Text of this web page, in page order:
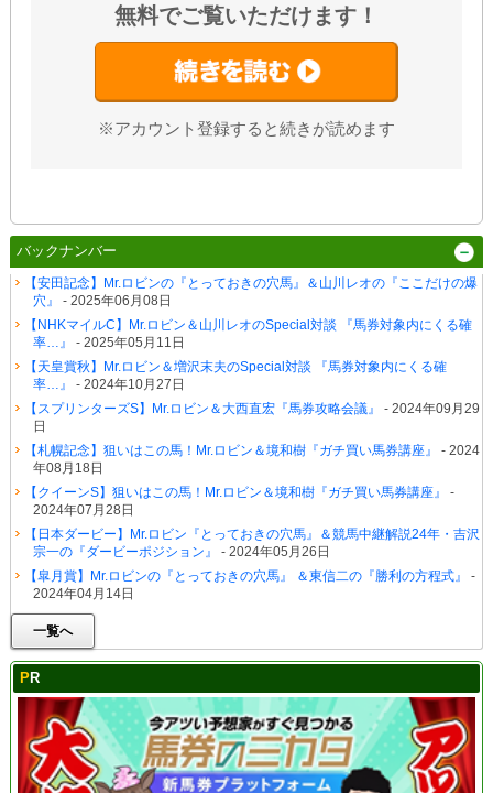
無料でご覧いただけます！
※アカウント登録すると続きが読めます
バックナンバー
【安田記念】Mr.ロビンの『とっておきの穴馬』＆山川レオの『ここだけの爆
穴』
- 2025年06月08日
【NHKマイルC】Mr.ロビン＆山川レオのSpecial対談 『馬券対象内にくる確
率…』
- 2025年05月11日
【天皇賞秋】Mr.ロビン＆増沢末夫のSpecial対談 『馬券対象内にくる確
率…』
- 2024年10月27日
【スプリンターズS】Mr.ロビン＆大西直宏『馬券攻略会議』
- 2024年09月29
日
【札幌記念】狙いはこの馬！Mr.ロビン＆境和樹『ガチ買い馬券講座』
- 2024
年08月18日
【クイーンS】狙いはこの馬！Mr.ロビン＆境和樹『ガチ買い馬券講座』
-
2024年07月28日
【日本ダービー】Mr.ロビン『とっておきの穴馬』＆競馬中継解説24年・吉沢
宗一の『ダービーポジション』
- 2024年05月26日
【皐月賞】Mr.ロビンの『とっておきの穴馬』 ＆東信二の『勝利の方程式』
-
2024年04月14日
一覧へ
PR